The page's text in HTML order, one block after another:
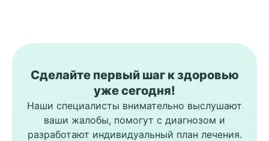
Сделайте первый шаг к здоровью
уже сегодня!
Наши специалисты внимательно выслушают
ваши жалобы, помогут с диагнозом и
разработают индивидуальный план лечения.